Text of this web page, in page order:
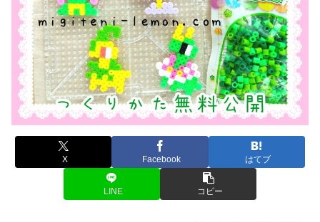
X Facebook はてブ
LINE コピー